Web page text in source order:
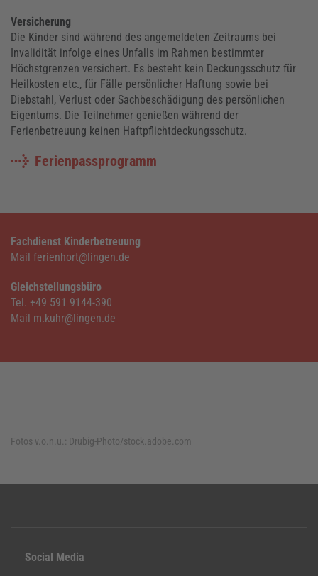
Versicherung
Die Kinder sind während des angemeldeten Zeitraums bei
Invalidität infolge eines Unfalls im Rahmen bestimmter
Höchstgrenzen versichert. Es besteht kein Deckungsschutz für
Heilkosten etc., für Fälle persönlicher Haftung sowie bei
Diebstahl, Verlust oder Sachbeschädigung des persönlichen
Eigentums. Die Teilnehmer genießen während der
Ferienbetreuung keinen Haftpflichtdeckungsschutz.
Ferienpassprogramm
Fachdienst Kinderbetreuung
Mail ferienhort@lingen.de
Gleichstellungsbüro
Tel. +49 591 9144-390
Mail m.kuhr@lingen.de
Fotos v.o.n.u.: Drubig-Photo/stock.adobe.com
Social Media